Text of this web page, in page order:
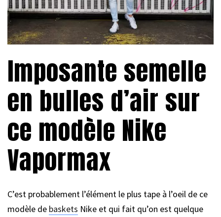
Imposante semelle
en bulles d’air sur
ce modèle Nike
Vapormax
C’est probablement l’élément le plus tape à l’oeil de ce
modèle de baskets Nike et qui fait qu’on est quelque